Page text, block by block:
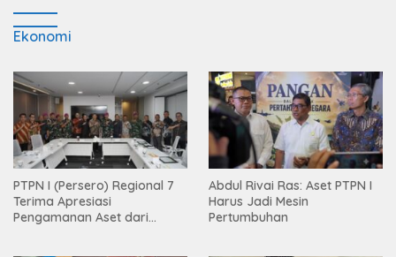
Ekonomi
PTPN I (Persero) Regional 7
Terima Apresiasi
Pengamanan Aset dari
Abdul Rivai Ras: Aset PTPN I
Harus Jadi Mesin
Pertumbuhan